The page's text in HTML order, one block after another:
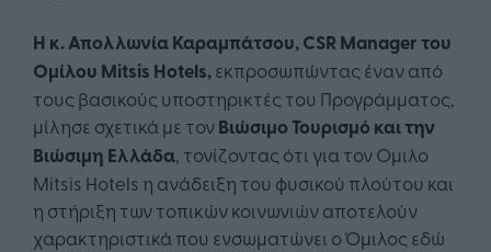
Η κ. Απολλωνία Καραμπάτσου, CSR Manager του
Ομίλου Mitsis Hotels,εκπροσωπώντας έναν από
τους βασικούς υποστηρικτές του Προγράμματος,
μίλησε σχετικά με τονΒιώσιμο Τουρισμό και την
Βιώσιμη Ελλάδα, τονίζοντας ότι για τον Ομιλο
Mitsis Hotels η ανάδειξη του φυσικού πλούτου και
η στήριξη των τοπικών κοινωνιών αποτελούν
χαρακτηριστικά που ενσωματώνει ο Όμιλος εδώ